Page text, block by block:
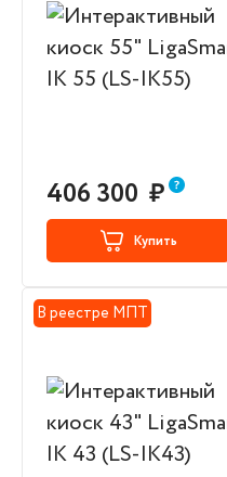
406 300 ₽
Купить
В реестре МПТ